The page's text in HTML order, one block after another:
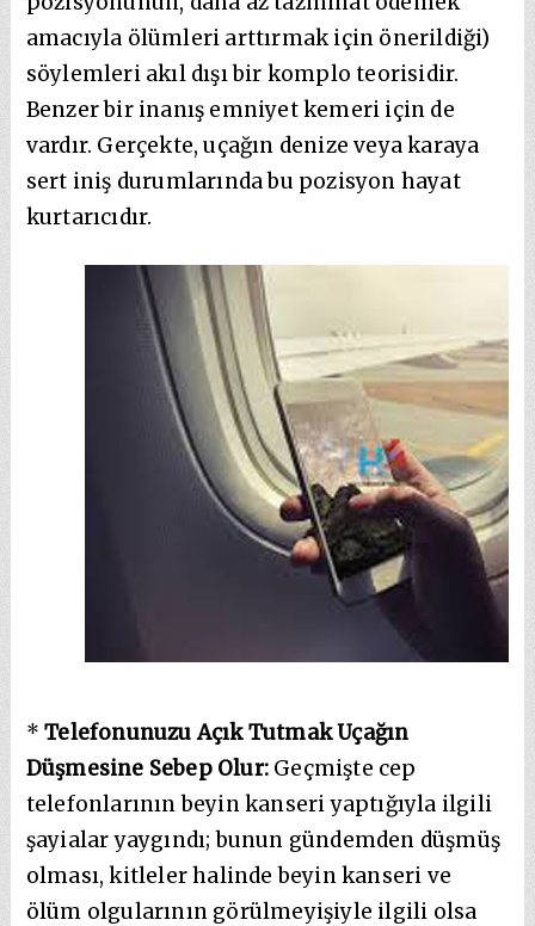
amacıyla ölümleri arttırmak için önerildiği)
söylemleri akıl dışı bir komplo teorisidir.
Benzer bir inanış emniyet kemeri için de
vardır. Gerçekte, uçağın denize veya karaya
sert iniş durumlarında bu pozisyon hayat
kurtarıcıdır.
*Telefonunuzu Açık Tutmak Uçağın
Düşmesine Sebep Olur: Geçmişte cep
telefonlarının beyin kanseri yaptığıyla ilgili
şayialar yaygındı; bunun gündemden düşmüş
olması, kitleler halinde beyin kanseri ve
ölüm olgularının görülmeyişiyle ilgili olsa